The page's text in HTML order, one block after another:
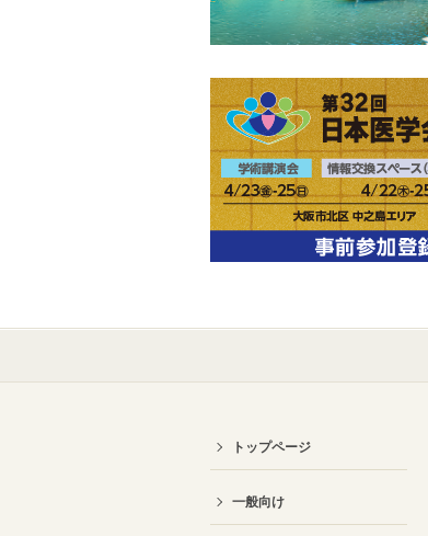
トップページ
一般向け